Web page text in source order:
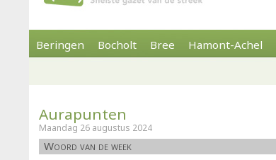
Beringen Bocholt Bree Hamont-Achel
Aurapunten
Maandag 26 augustus 2024
Woord van de week